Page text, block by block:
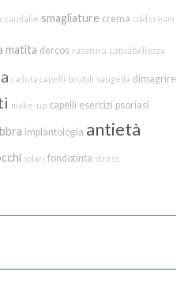
caudalie smagliature crema cold cream
matita dercos rasatura Latuabellezza
caduta capelli brufoli saugella dimagrire
make-up capelli esercizi psoriasi
implantologia antietà
solari fondotinta stress